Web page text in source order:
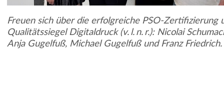
Freuen sich über die erfolgreiche PSO-Zertifizierung
Qualitätssiegel Digitaldruck (v. l. n. r.): Nicolai
Anja Gugelfuß, Michael Gugelfuß und Franz Friedrich.